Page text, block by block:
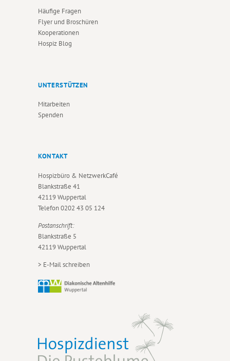
Häufige Fragen
Flyer und Broschüren
Kooperationen
Hospiz Blog
UNTERSTÜTZEN
Mitarbeiten
Spenden
KONTAKT
Hospizbüro & NetzwerkCafé
Blankstraße 41
42119 Wuppertal
Telefon0202 43 05 124
Postanschrift:
Blankstraße 5
42119 Wuppertal
> E-Mail schreiben